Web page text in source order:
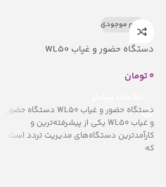
اتمام موجودی
دستگاه حضور و غیاب WL50
0 تومان
دستگاه حضور و غیاب WL50 دستگاه حضور
و غیاب WL50 یکی از پیشرفته‌ترین و
کارآمدترین دستگاه‌های مدیریت تردد است
که